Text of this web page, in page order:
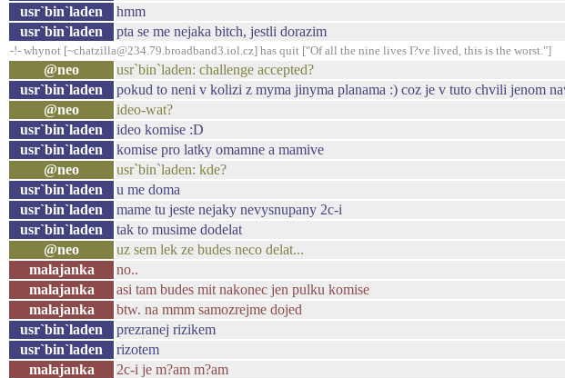
usr`bin`laden
hmm
usr`bin`laden
pta se me nejaka bitch, jestli dorazim
-!- whynot [~chatzilla@234.79.broadband3.iol.cz] has quit ["Of all the nine lives I?ve lived, this is the worst."]
@neo usr`bin`laden: challenge accepted?
usr`bin`laden
pokud to neni v kolizi z myma jinyma planama :) coz je v tuto chvili jenom
@neo
ideo-wat?
usr`bin`laden
ideo komise :D
usr`bin`laden
komise pro latky omamne a mamive
@neo
usr`bin`laden: kde?
usr`bin`laden
u me doma
usr`bin`laden
mame tu jeste nejaky nevysnupany 2c-i
usr`bin`laden
tak to musime dodelat
@neo
uz sem lek ze budes neco delat...
malajanka
no..
malajanka
asi tam budes mit nakonec jen pulku komise
malajanka
btw. na mmm samozrejme dojed
usr`bin`laden
prezranej rizikem
usr`bin`laden
rizotem
malajanka
2c-i je m?am m?am